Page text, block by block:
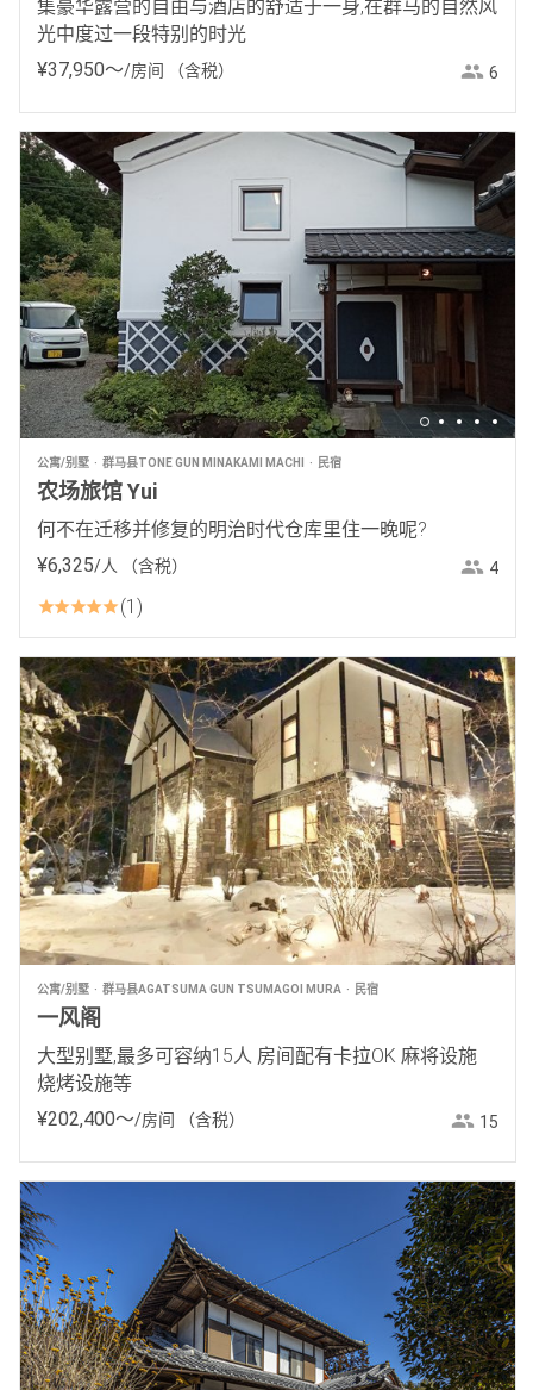
集豪华露营的自由与酒店的舒适于一身,在群马的自然风
光中度过一段特别的时光
¥37,950〜/房间 （含税） 6
公寓/别墅 群马县TONE GUN MINAKAMI MACHI 民宿
农场旅馆 Yui
何不在迁移并修复的明治时代仓库里住一晚呢?
¥6,325/人 （含税） 4
1
公寓/别墅 群马县AGATSUMA GUN TSUMAGOI MURA 民宿
一风阁
大型别墅,最多可容纳15人 房间配有卡拉OK 麻将设施
烧烤设施等
¥202,400〜/房间 （含税） 15